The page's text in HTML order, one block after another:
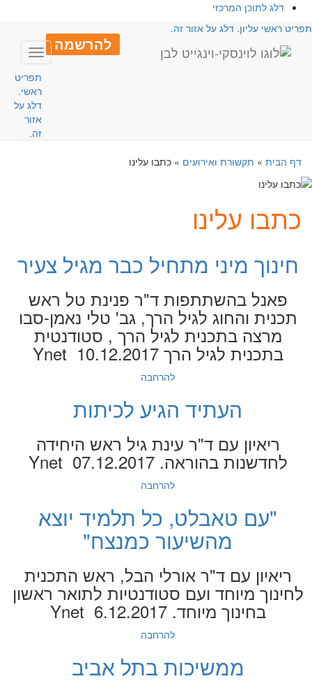
דלג לתוכן המרכזי
ראשי עליון. דלג על אזור זה.
להרשמה
Toggle
תפריט
ראשי.
דלג על
אזור
זה.
דף הבית» תקשורת ואירועים» כתבו עלינו
כתבו עלינו
חינוך מיני מתחיל כבר מגיל צעיר
פאנל בהשתתפות ד"ר פנינת טל ראש
תכנית והחוג לגיל הרך, גב' טלי נאמן-סבו
מרצה בתכנית לגיל הרך , סטודנטית
בתכנית לגיל הרך Ynet 10.12.2017
להרחבה
העתיד הגיע לכיתות
ריאיון עם ד"ר עינת גיל ראש היחידה
לחדשנות בהוראה. Ynet 07.12.2017
להרחבה
"עם טאבלט, כל תלמיד יוצא
מהשיעור כמנצח"
ריאיון עם ד"ר אורלי הבל, ראש התכנית
לחינוך מיוחד ועם סטודנטיות לתואר ראשון
בחינוך מיוחד. Ynet 6.12.2017
להרחבה
ממשיכות בתל אביב